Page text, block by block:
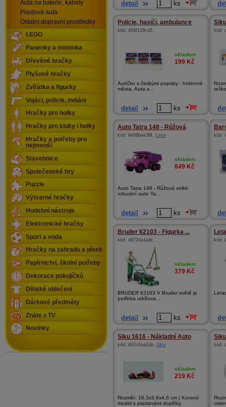
detail ks
Policie, hasiči, ambulance
kód: 454f129cd3,
skladem
199 Kč
Autíčko s českými popisky - hrdinové
města. Auta s...
detail ks
kód:
Auto Tatra 148 - Růžová
kód: 9d08bee39f, Lena
skladem
849 Kč
Auto Tatra 148 - Růžová velké
robustní auto Ta...
detail ks
kód:
Bruder 62103 - Figurka ...
kód: d9724a1adc ,
skladem
379 Kč
BRUDER 62103 V Bruder světě je
potřeba udržova...
detail ks
kód:
Siku 1616 - Nákladní Auto
kód: 607c6aa2ab, Siku
skladem
219 Kč
Rozměr: 16,3x3,6x4,6 cm | Kovový
model s plastovými doplňky.
kód:
Auta na baterie, kabely
Plastová auta
Ostatní dopravní prostředky
LEGO
Panenky a miminka
Dřevěné hračky
Plyšové hračky
Zvířátka a figurky
Vojáci, policie, indiáni
Hračky pro holky
Hračky pro kluky i holky
Hračky a potřeby pro
nejmenší
Stavebnice
Společenské hry
Puzzle
Výtvarné hračky
Hudební nástroje
Elektronické hračky
Sport a voda
Hračky na zahradu a písek
Papírnictví, školní potřeby
Dekorace pokojíčků
Dětské oblečení
Dárkové předměty
Znáte z TV
Novinky